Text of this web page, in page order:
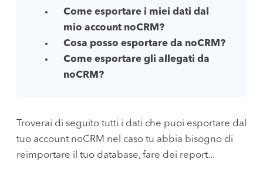
Come esportare i miei dati dal
mio account noCRM?
Cosa posso esportare da noCRM?
Come esportare gli allegati da
noCRM?
Troverai di seguito tutti i dati che puoi esportare dal
tuo account noCRM nel caso tu abbia bisogno di
reimportare il tuo database, fare dei report...